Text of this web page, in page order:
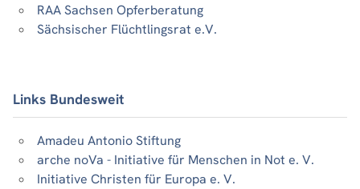
RAA Sachsen Opferberatung
Sächsischer Flüchtlingsrat e.V.
Links Bundesweit
Amadeu Antonio Stiftung
arche noVa - Initiative für Menschen in Not e. V.
Initiative Christen für Europa e. V.